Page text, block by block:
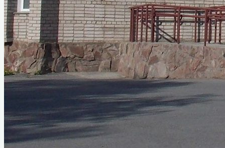
Кинофорум Отечественных фильмов
имени М. А. Ладыниной
I Назаровский кинофорум
отечественных фильмов имени
Марины Ладыниной
II Назаровский кинофорум
отечественных фильмов имени
Марины Ладыниной
III Назаровский кинофорум